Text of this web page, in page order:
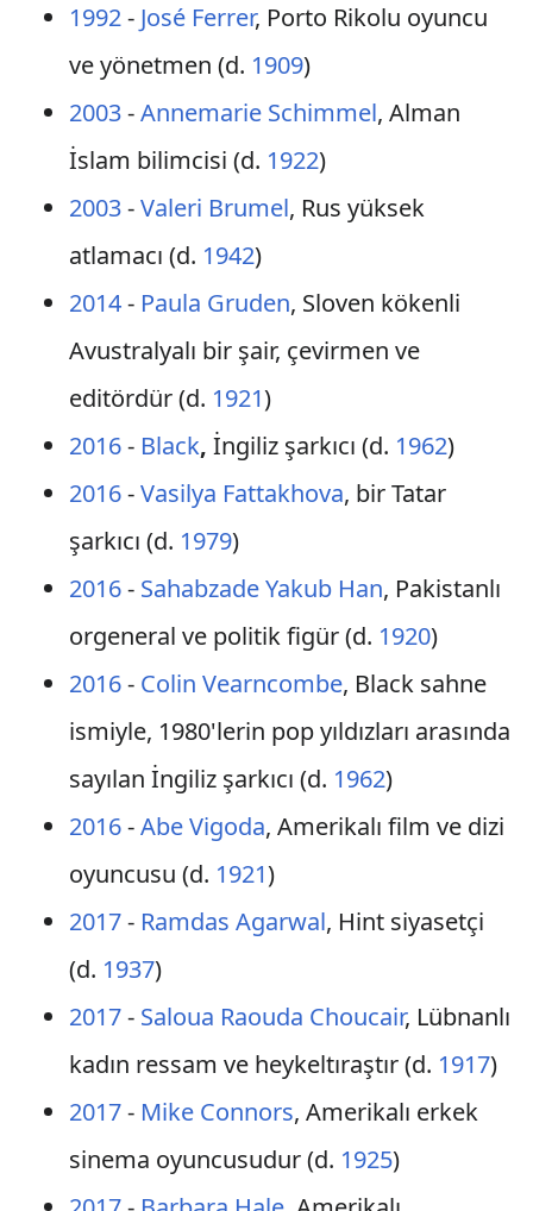
1992- José Ferrer, Porto Rikolu oyuncu
ve yönetmen (d. 1909)
2003-Annemarie Schimmel, Alman
İslam bilimcisi (d. 1922)
2003-Valeri Brumel, Rus yüksek
atlamacı (d. 1942)
2014- Paula Gruden, Sloven kökenli
Avustralyalı bir şair, çevirmen ve
editördür (d. 1921)
2016- Black, İngiliz şarkıcı (d. 1962)
2016-Vasilya Fattakhova, bir Tatar
şarkıcı (d. 1979)
2016- Sahabzade Yakub Han, Pakistanlı
orgeneral ve politik figür (d. 1920)
2016- Colin Vearncombe, Black sahne
ismiyle, 1980'lerin pop yıldızları arasında
sayılan İngiliz şarkıcı (d. 1962)
2016-Abe Vigoda, Amerikalı film ve dizi
oyuncusu (d. 1921)
2017- Ramdas Agarwal, Hint siyasetçi
(d. 1937)
2017- Saloua Raouda Choucair, Lübnanlı
kadın ressam ve heykeltıraştır (d. 1917)
2017- Mike Connors, Amerikalı erkek
sinema oyuncusudur (d. 1925)